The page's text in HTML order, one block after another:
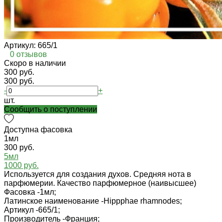
Артикул: 665/1
0 отзывов
Cкоро в наличии
300 руб.
300 руб.
-
+
шт.
Cообщить о поступлении
Доступна фасовка
1мл
300 руб.
5мл
1000 руб.
Используется для создания духов. Средняя нота в
парфюмерии. Качество парфюмерное (наивысшее)
Фасовка -1мл;
Латинское наименование -Hippphae rhamnodes;
Артикул -665/1;
Производитель -Франция;